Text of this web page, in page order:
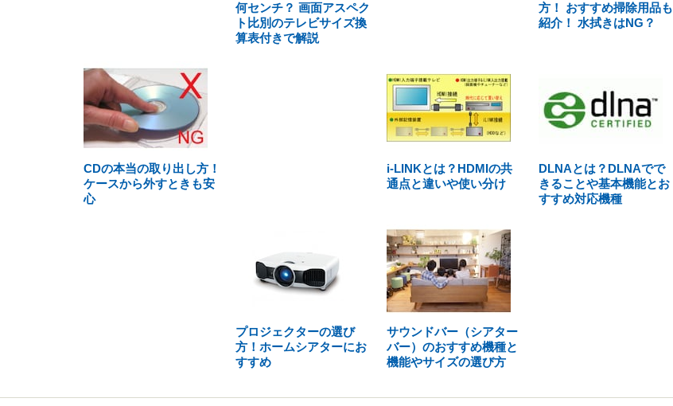
何センチ？ 画面アスペク
ト比別のテレビサイズ換
算表付きで解説
方！ おすすめ掃除用品も
紹介！ 水拭きはNG？
CDの本当の取り出し方！
ケースから外すときも安
心
i-LINKとは？HDMIの共
通点と違いや使い分け
DLNAとは？DLNAでで
きることや基本機能とお
すすめ対応機種
プロジェクターの選び
方！ホームシアターにお
すすめ
サウンドバー（シアター
バー）のおすすめ機種と
機能やサイズの選び方